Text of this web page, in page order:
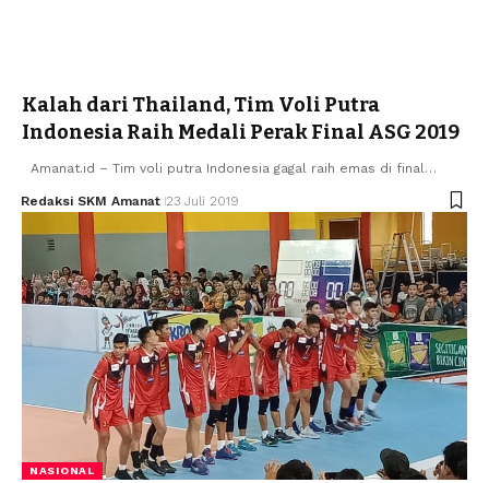
Kalah dari Thailand, Tim Voli Putra
Indonesia Raih Medali Perak Final ASG 2019
Amanat.id – Tim voli putra Indonesia gagal raih emas di final…
Redaksi SKM Amanat 23 Juli 2019
NASIONAL